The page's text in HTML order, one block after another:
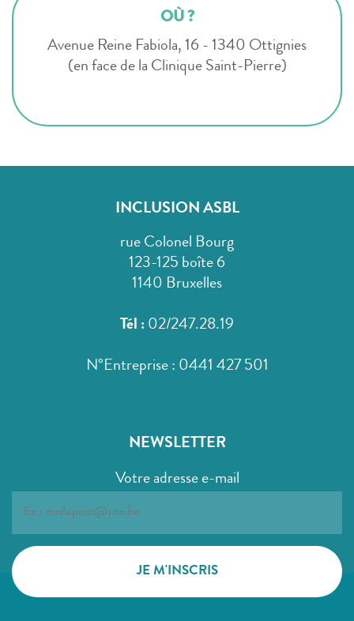
OÙ ?
Avenue Reine Fabiola, 16 - 1340 Ottignies
(en face de la Clinique Saint-Pierre)
INCLUSION ASBL
rue Colonel Bourg
123-125 boîte 6
1140 Bruxelles
Tél : 02/247.28.19
N°Entreprise : 0441 427 501
NEWSLETTER
Votre adresse e-mail